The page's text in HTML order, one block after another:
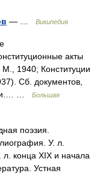
— … Википедия
акты
1940; Конституции
Сб. документов,
…
Большая
поэзия.
У. л.
л. конца XIX и начала
Устная